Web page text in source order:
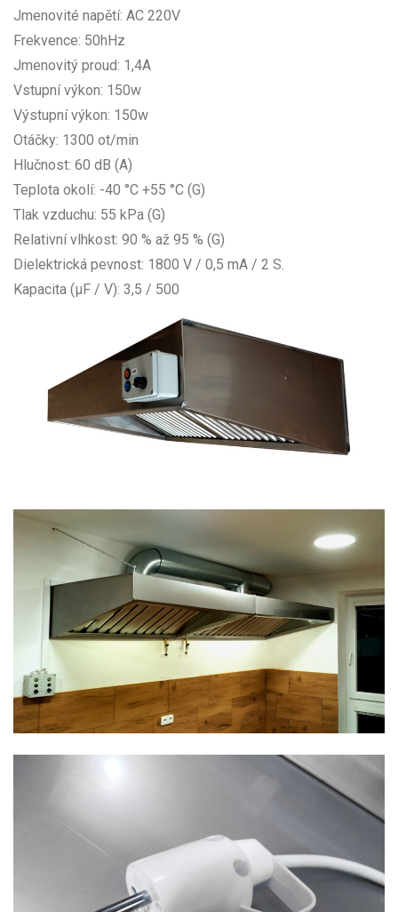
Jmenovité napětí: AC 220V
Frekvence: 50hHz
Jmenovitý proud: 1,4A
Vstupní výkon: 150w
Výstupní výkon: 150w
Otáčky: 1300 ot/min
Hlučnost: 60 dB (A)
Teplota okolí: -40 °C +55 °C (G)
Tlak vzduchu: 55 kPa (G)
Relativní vlhkost: 90 % až 95 % (G)
Dielektrická pevnost: 1800 V / 0,5 mA / 2 S.
Kapacita (μF / V): 3,5 / 500